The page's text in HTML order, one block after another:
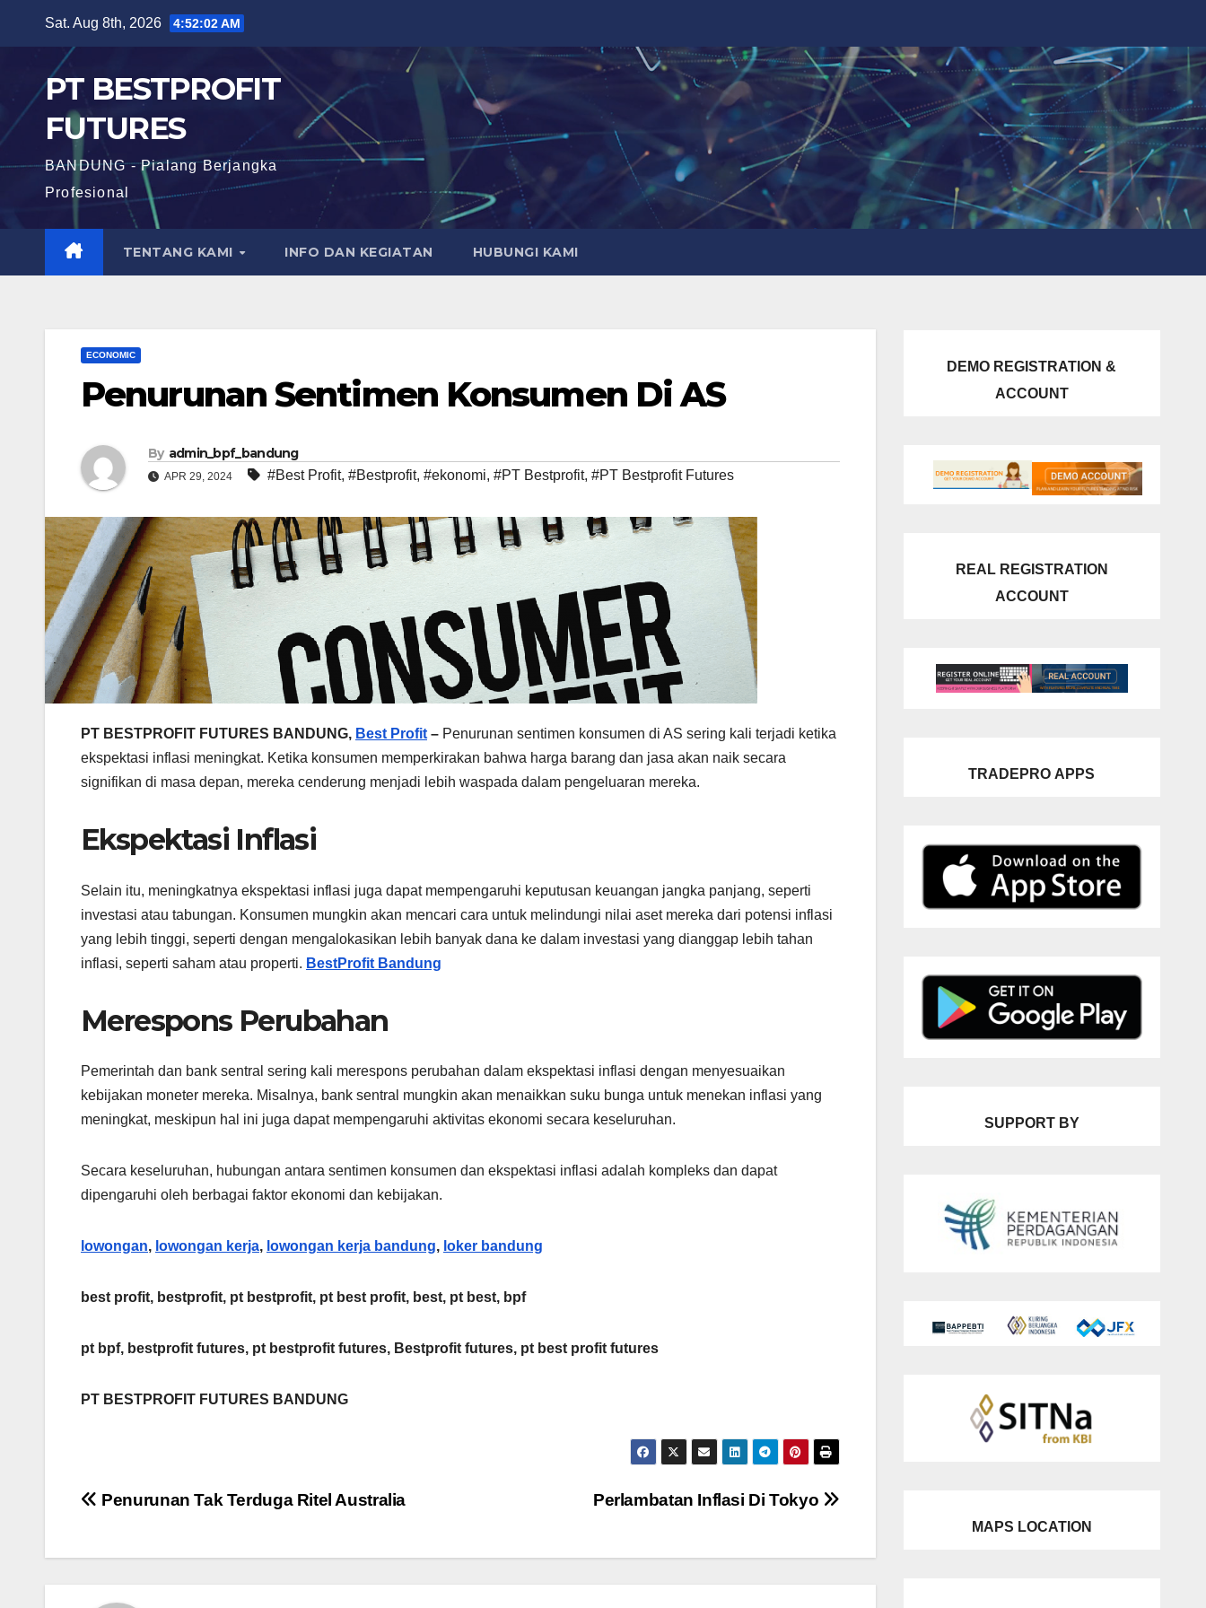
Sat. Aug 8th, 2026 4:52:03 AM
PT BESTPROFIT
FUTURES
BANDUNG - Pialang Berjangka
Profesional
TENTANG KAMI INFO DAN KEGIATAN HUBUNGI KAMI
ECONOMIC
Penurunan Sentimen Konsumen Di AS
By admin_bpf_bandung
APR 29, 2024 #Best Profit, #Bestprofit, #ekonomi, #PT Bestprofit, #PT Bestprofit Futures
PT BESTPROFIT FUTURES BANDUNG, Best Profit – Penurunan sentimen konsumen di AS sering kali terjadi ketika
ekspektasi inflasi meningkat. Ketika konsumen memperkirakan bahwa harga barang dan jasa akan naik secara
signifikan di masa depan, mereka cenderung menjadi lebih waspada dalam pengeluaran mereka.
Ekspektasi Inflasi
Selain itu, meningkatnya ekspektasi inflasi juga dapat mempengaruhi keputusan keuangan jangka panjang, seperti
investasi atau tabungan. Konsumen mungkin akan mencari cara untuk melindungi nilai aset mereka dari potensi inflasi
yang lebih tinggi, seperti dengan mengalokasikan lebih banyak dana ke dalam investasi yang dianggap lebih tahan
inflasi, seperti saham atau properti. BestProfit Bandung
Merespons Perubahan
Pemerintah dan bank sentral sering kali merespons perubahan dalam ekspektasi inflasi dengan menyesuaikan
kebijakan moneter mereka. Misalnya, bank sentral mungkin akan menaikkan suku bunga untuk menekan inflasi yang
meningkat, meskipun hal ini juga dapat mempengaruhi aktivitas ekonomi secara keseluruhan.
Secara keseluruhan, hubungan antara sentimen konsumen dan ekspektasi inflasi adalah kompleks dan dapat
dipengaruhi oleh berbagai faktor ekonomi dan kebijakan.
lowongan, lowongan kerja, lowongan kerja bandung, loker bandung
best profit, bestprofit, pt bestprofit, pt best profit, best, pt best, bpf
pt bpf, bestprofit futures, pt bestprofit futures, Bestprofit futures, pt best profit futures
PT BESTPROFIT FUTURES BANDUNG
Post
Perlambatan Inflasi Di Tokyo
Penurunan Tak Terduga Ritel Australia
DEMO REGISTRATION &
ACCOUNT
REAL REGISTRATION
ACCOUNT
TRADEPRO APPS
SUPPORT BY
MAPS LOCATION